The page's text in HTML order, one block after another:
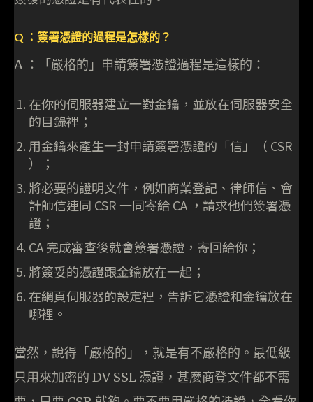
Q ：簽署憑證的過程是怎樣的？
A ：「嚴格的」申請簽署憑證過程是這樣的：
在你的伺服器建立一對金鑰，並放在伺服器安全
的目錄裡；
用金鑰來產生一封申請簽署憑證的「信」（ CSR
）；
將必要的證明文件，例如商業登記、律師信、會
計師信連同 CSR 一同寄給 CA ，請求他們簽署憑
證；
CA 完成審查後就會簽署憑證，寄回給你；
將簽妥的憑證跟金鑰放在一起；
在網頁伺服器的設定裡，告訴它憑證和金鑰放在
哪裡。
當然，說得「嚴格的」，就是有不嚴格的。最低級
只用來加密的 DV SSL 憑證，甚麼商登文件都不需